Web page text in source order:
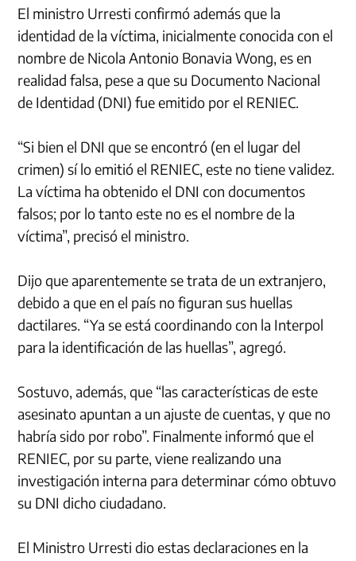
El ministro Urresti confirmó además que la
identidad de la víctima, inicialmente conocida con el
nombre de Nicola Antonio Bonavia Wong, es en
realidad falsa, pese a que su Documento Nacional
de Identidad (DNI) fue emitido por el RENIEC.
“Si bien el DNI que se encontró (en el lugar del
crimen) sí lo emitió el RENIEC, este no tiene validez.
La víctima ha obtenido el DNI con documentos
falsos; por lo tanto este no es el nombre de la
víctima”, precisó el ministro.
Dijo que aparentemente se trata de un extranjero,
debido a que en el país no figuran sus huellas
dactilares. “Ya se está coordinando con la Interpol
para la identificación de las huellas”, agregó.
Sostuvo, además, que “las características de este
asesinato apuntan a un ajuste de cuentas, y que no
habría sido por robo”. Finalmente informó que el
RENIEC, por su parte, viene realizando una
investigación interna para determinar cómo obtuvo
su DNI dicho ciudadano.
El Ministro Urresti dio estas declaraciones en la